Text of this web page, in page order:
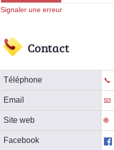
Signaler une erreur
Contact
Téléphone
Email
Site web
Facebook